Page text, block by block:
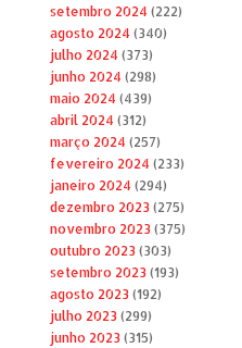
setembro 2024 (222)
agosto 2024 (340)
julho 2024 (373)
junho 2024 (298)
maio 2024 (439)
abril 2024 (312)
março 2024 (257)
fevereiro 2024 (233)
janeiro 2024 (294)
dezembro 2023(275)
novembro 2023(375)
outubro 2023(303)
setembro 2023(193)
agosto 2023(192)
julho 2023(299)
junho 2023(315)